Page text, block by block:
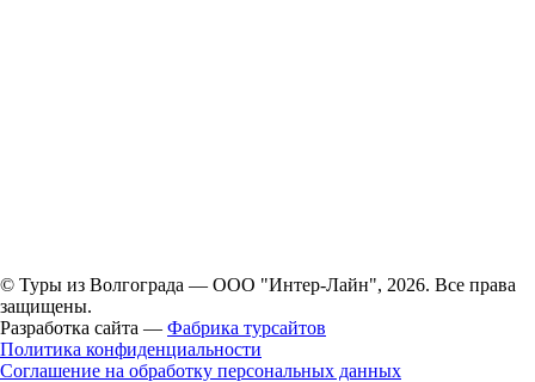
© Туры из Волгограда — ООО "Интер-Лайн", 2026. Все права
защищены.
Разработка сайта — Фабрика турсайтов
Политика конфиденциальности
Соглашение на обработку персональных данных